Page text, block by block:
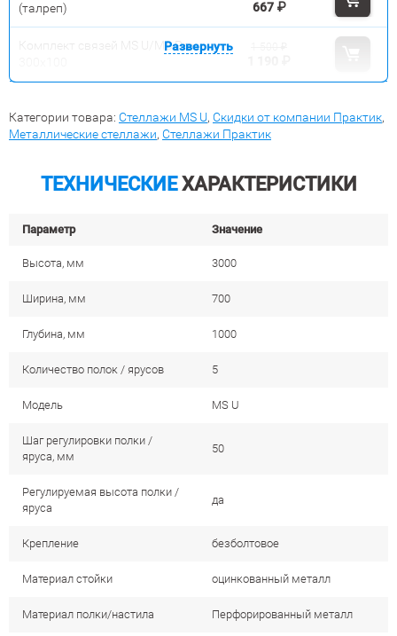
(талреп)
667 ₽
Комплект связей MS U/MS ProРазвернуть
Категории товара: Стеллажи MS U, Скидки от компании Практик,
Металлические стеллажи, Стеллажи Практик
ТЕХНИЧЕСКИЕХАРАКТЕРИСТИКИ
Параметр Значение
Высота, мм 3000
Ширина, мм 700
Глубина, мм 1000
Количество полок / ярусов 5
Модель MS U
Шаг регулировки полки /
яруса, мм
50
Регулируемая высота полки /
яруса
да
Крепление безболтовое
Материал стойки оцинкованный металл
Материал полки/настила Перфорированный металл